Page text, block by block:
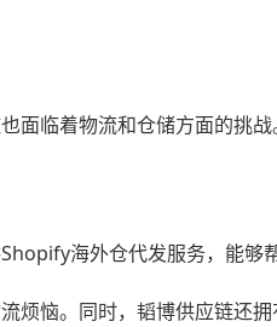
面临着物流和仓储方面的挑
Shopify海外仓代发服务，能够
烦恼。同时，韬博供应链还